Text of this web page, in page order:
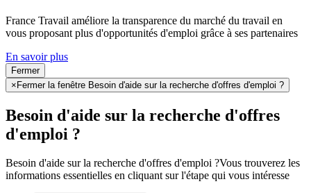
France Travail améliore la transparence du marché du travail en
vous proposant plus d'opportunités d'emploi grâce à ses partenaires
En savoir plus
Fermer
×Fermer la fenêtre Besoin d'aide sur la recherche d'offres d'emploi ?
Besoin d'aide sur la recherche d'offres
d'emploi ?
Besoin d'aide sur la recherche d'offres d'emploi ?Vous trouverez les
informations essentielles en cliquant sur l'étape qui vous intéresse